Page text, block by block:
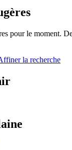
pour le moment.
la recherche